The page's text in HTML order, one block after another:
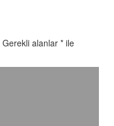
Gerekli alanlar * ile